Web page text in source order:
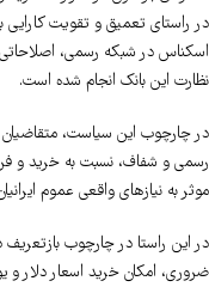
در راستای تعمیق و تقویت کارایی
اسکناس در شبکه رسمی،
نظارت این بانک انجام شده‌ است.
در چارچوب این سیاست، متقاضیان
رسمی و شفاف، نسبت به خرید و
موثر به نیازهای واقعی عموم
در این راستا در چارچوب